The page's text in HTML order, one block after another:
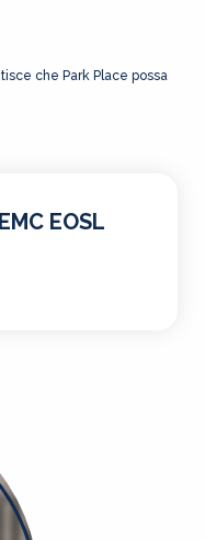
che Park Place possa
EOSL